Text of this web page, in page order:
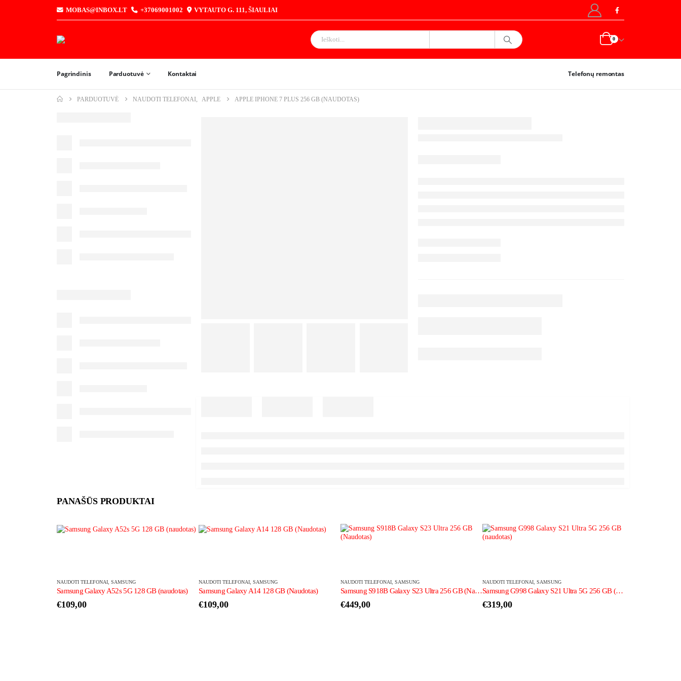
MOBAS@INBOX.LT +37069001002 VYTAUTO G. 111, ŠIAULIAI
0
Pagrindinis Parduotuvė Kontaktai Telefonų remontas
PARDUOTUVĖ NAUDOTI TELEFONAI, APPLE APPLE IPHONE 7 PLUS 256 GB (NAUDOTAS)
PANAŠŪS PRODUKTAI
NAUDOTI TELEFONAI, SAMSUNG
Samsung Galaxy A52s 5G 128 GB (naudotas)
€109,00
NAUDOTI TELEFONAI, SAMSUNG
Samsung Galaxy A14 128 GB (Naudotas)
€109,00
NAUDOTI TELEFONAI, SAMSUNG
Samsung S918B Galaxy S23 Ultra 256 GB (Naudotas)
€449,00
NAUDOTI TELEFONAI, SAMSUNG
Samsung G998 Galaxy S21 Ultra 5G 256 GB (naudotas)
€319,00